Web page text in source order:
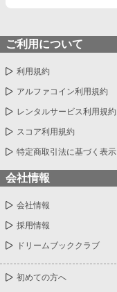
ご利用について
利用規約
アルファコイン利用規約
レンタルサービス利用規約
スコア利用規約
特定商取引法に基づく表示
会社情報
会社情報
採用情報
ドリームブッククラブ
初めての方へ